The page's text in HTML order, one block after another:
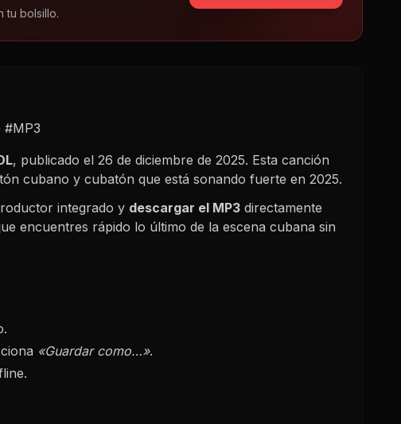
tu bolsillo.
#MP3
, publicado el 26 de diciembre de 2025. Esta canción
cubano y cubatón que está sonando fuerte en 2025.
integrado y descargar el MP3 directamente
encuentres rápido lo último de la escena cubana sin
«Guardar como…».